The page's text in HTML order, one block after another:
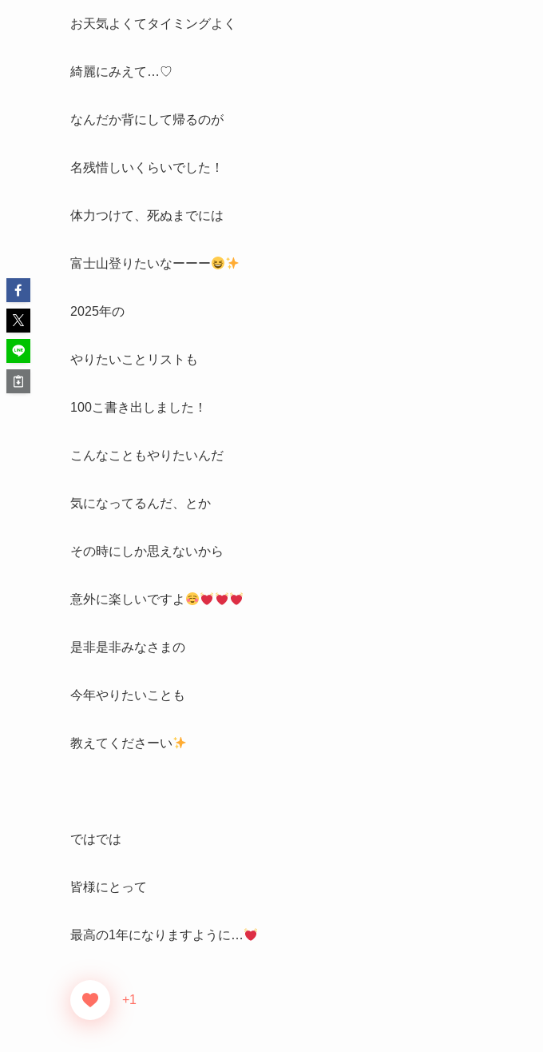
お天気よくてタイミングよく
綺麗にみえて…♡
なんだか背にして帰るのが
名残惜しいくらいでした！
体力つけて、死ぬまでには
富士山登りたいなーーー
2025年の
やりたいことリストも
100こ書き出しました！
こんなこともやりたいんだ
気になってるんだ、とか
その時にしか思えないから
意外に楽しいですよ
是非是非みなさまの
今年やりたいことも
教えてくださーい
ではでは
皆様にとって
最高の1年になりますように…
+1